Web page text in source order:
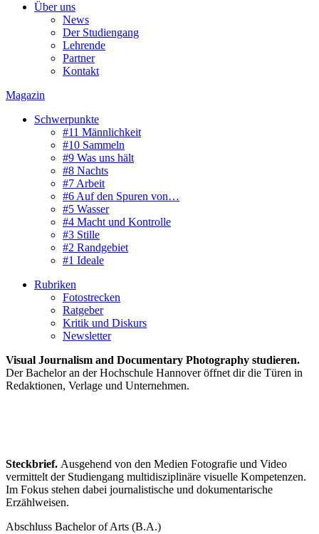
Über uns
News
Der Studiengang
Lehrende
Partner
Kontakt
Magazin
Schwerpunkte
#11 Männlichkeit
#10 Sammeln
#9 Was uns hält
#8 Nachts
#7 Arbeit
#6 Auf den Spuren von…
#5 Wasser
#4 Macht und Kontrolle
#3 Stille
#2 Randgebiet
#1 Ideale
Rubriken
Fotostrecken
Ratgeber
Kritik und Diskurs
Newsletter
Visual Journalism and Documentary Photography studieren.
Der Bachelor an der Hochschule Hannover öffnet dir die Türen in
Redaktionen, Verlage und Unternehmen.
Steckbrief. Ausgehend von den Medien Fotografie und Video
vermittelt der Studiengang multidisziplinäre visuelle Kompetenzen.
Im Fokus stehen dabei journalistische und dokumentarische
Erzählweisen.
Abschluss Bachelor of Arts (B.A.)